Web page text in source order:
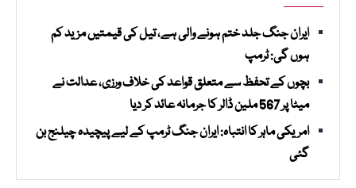
ایران جنگ جلد ختم ہونے والی ہے، تیل کی قیمتیں مزید کم
ہوں گی: ٹرمپ
بچوں کے تحفظ سے متعلق قواعد کی خلاف ورزی، عدالت نے
میٹا پر 567 ملین ڈالر کا جرمانہ عائد کر دیا
امریکی ماہر کا انتباہ: ایران جنگ ٹرمپ کے لیے پیچیدہ چیلنج بن
گئی